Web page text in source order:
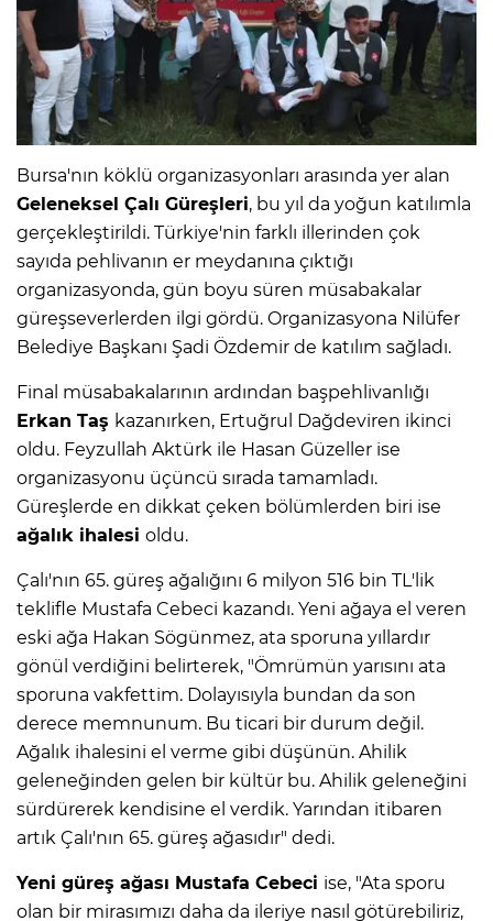
Bursa'nın köklü organizasyonları arasında yer alan
Geleneksel Çalı Güreşleri, bu yıl da yoğun katılımla
gerçekleştirildi. Türkiye'nin farklı illerinden çok
sayıda pehlivanın er meydanına çıktığı
organizasyonda, gün boyu süren müsabakalar
güreşseverlerden ilgi gördü. Organizasyona Nilüfer
Belediye Başkanı Şadi Özdemir de katılım sağladı.
Final müsabakalarının ardından başpehlivanlığı
Erkan Taş kazanırken, Ertuğrul Dağdeviren ikinci
oldu. Feyzullah Aktürk ile Hasan Güzeller ise
organizasyonu üçüncü sırada tamamladı.
Güreşlerde en dikkat çeken bölümlerden biri ise
ağalık ihalesi oldu.
Çalı'nın 65. güreş ağalığını 6 milyon 516 bin TL'lik
teklifle Mustafa Cebeci kazandı. Yeni ağaya el veren
eski ağa Hakan Sögünmez, ata sporuna yıllardır
gönül verdiğini belirterek, "Ömrümün yarısını ata
sporuna vakfettim. Dolayısıyla bundan da son
derece memnunum. Bu ticari bir durum değil.
Ağalık ihalesini el verme gibi düşünün. Ahilik
geleneğinden gelen bir kültür bu. Ahilik geleneğini
sürdürerek kendisine el verdik. Yarından itibaren
artık Çalı'nın 65. güreş ağasıdır" dedi.
Yeni güreş ağası Mustafa Cebeci ise, "Ata sporu
olan bir mirasımızı daha da ileriye nasıl götürebiliriz,